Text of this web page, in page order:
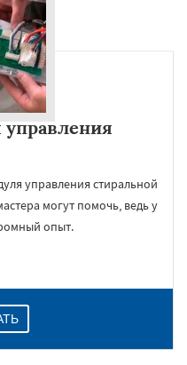
управления стиральной
могут помочь, ведь у
опыт.